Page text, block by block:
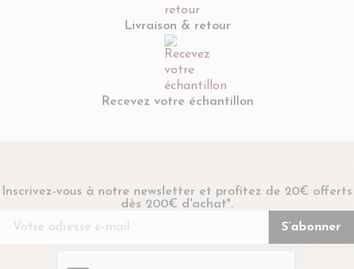
Livraison & retour
Recevez votre échantillon
Inscrivez-vous à notre newsletter et profitez de 20€ offerts
dès 200€ d'achat*.